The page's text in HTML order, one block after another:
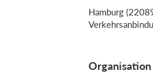
Hamburg